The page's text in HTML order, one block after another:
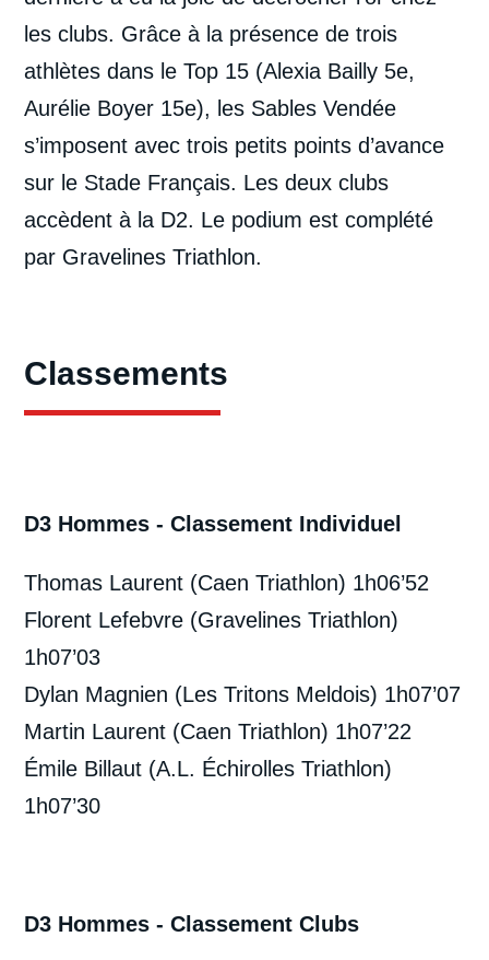
les clubs. Grâce à la présence de trois
athlètes dans le Top 15 (Alexia Bailly 5e,
Aurélie Boyer 15e), les Sables Vendée
s’imposent avec trois petits points d’avance
sur le Stade Français. Les deux clubs
accèdent à la D2. Le podium est complété
par Gravelines Triathlon.
Classements
D3 Hommes - Classement Individuel
Thomas Laurent (Caen Triathlon) 1h06’52
Florent Lefebvre (Gravelines Triathlon)
1h07’03
Dylan Magnien (Les Tritons Meldois) 1h07’07
Martin Laurent (Caen Triathlon) 1h07’22
Émile Billaut (A.L. Échirolles Triathlon)
1h07’30
D3 Hommes - Classement Clubs